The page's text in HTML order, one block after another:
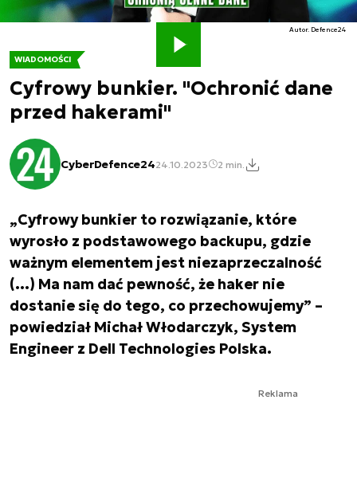
WIADOMOŚCI
Cyfrowy bunkier. "Ochronić dane
przed hakerami"
CyberDefence2424.10.2023 2 min.
Autor. Defence24
„Cyfrowy bunkier to rozwiązanie, które
wyrosło z podstawowego backupu, gdzie
ważnym elementem jest niezaprzeczalność
(…) Ma nam dać pewność, że haker nie
dostanie się do tego, co przechowujemy” –
powiedział Michał Włodarczyk, System
Engineer z Dell Technologies Polska.
Reklama